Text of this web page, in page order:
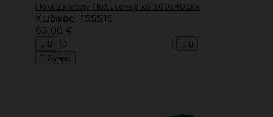
Πανί Σκίασης Πολυεστερικό 300x400εκ
Κωδικός: 155515
63,00 €
   
 Αγορά